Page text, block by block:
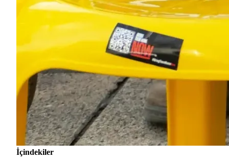
İçindekiler